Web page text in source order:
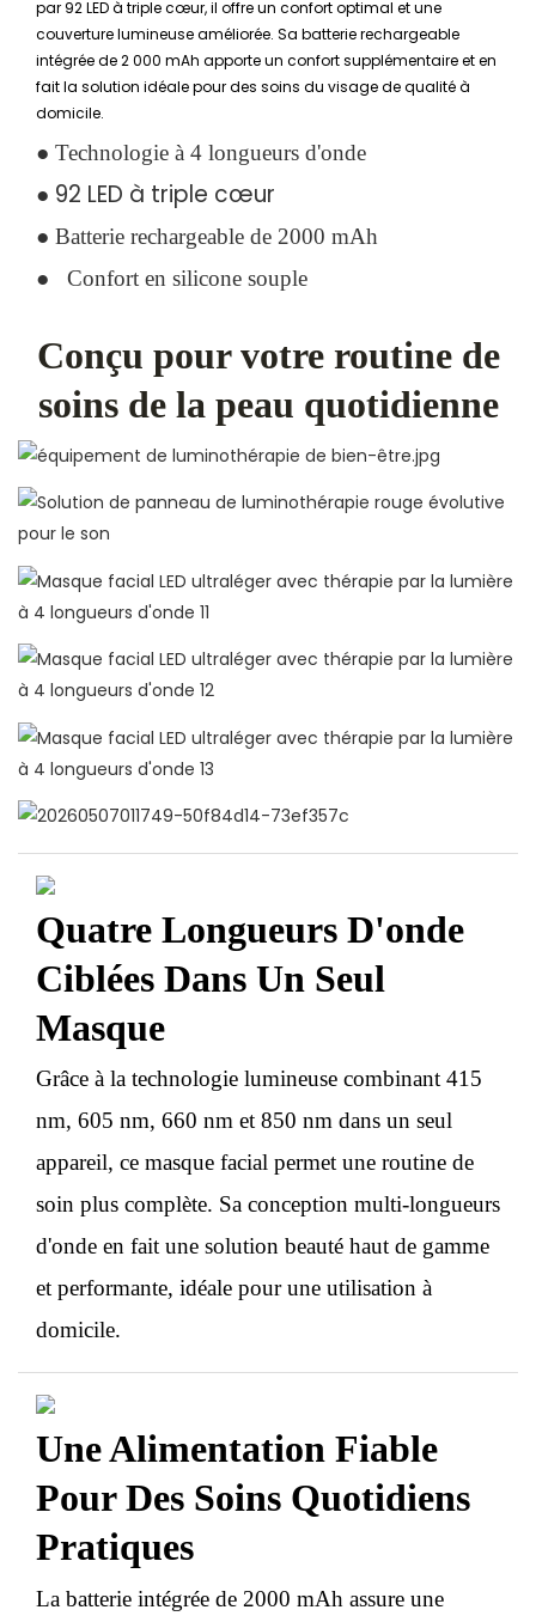
par 92 LED à triple cœur, il offre un confort optimal et une
couverture lumineuse améliorée. Sa batterie rechargeable
intégrée de 2 000 mAh apporte un confort supplémentaire et en
fait la solution idéale pour des soins du visage de qualité à
domicile.
● Technologie à 4 longueurs d'onde
● 92 LED à triple cœur
● Batterie rechargeable de 2000 mAh
● Confort en silicone souple
Conçu pour votre routine de
soins de la peau quotidienne
Quatre Longueurs D'onde
Ciblées Dans Un Seul
Masque
Grâce à la technologie lumineuse combinant 415
nm, 605 nm, 660 nm et 850 nm dans un seul
appareil, ce masque facial permet une routine de
soin plus complète. Sa conception multi-longueurs
d'onde en fait une solution beauté haut de gamme
et performante, idéale pour une utilisation à
domicile.
Une Alimentation Fiable
Pour Des Soins Quotidiens
Pratiques
La batterie intégrée de 2000 mAh assure une